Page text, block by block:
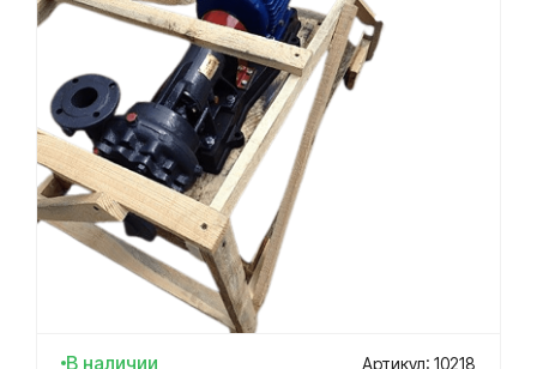
В наличии Артикул: 10218